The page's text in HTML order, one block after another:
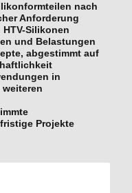
nach
Anforderung
Silikonen
und Belastungen
, abgestimmt auf
in
Projekte